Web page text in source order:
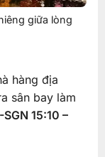
giữa lòng
hàng địa
sân bay làm
15:10 –